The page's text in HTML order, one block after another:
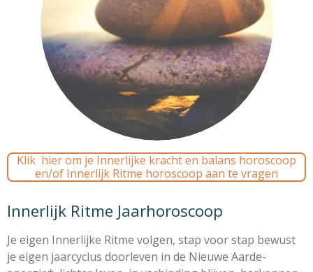
Klik hier om je Innerlijke kracht en balans horoscoop
en/of Innerlijk Ritme horoscoop aan te vragen
Innerlijk Ritme Jaarhoroscoop
Je eigen Innerlijke Ritme volgen, stap voor stap bewust
je eigen jaarcyclus doorleven in de Nieuwe Aarde-